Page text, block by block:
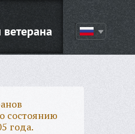
состоянию
года.